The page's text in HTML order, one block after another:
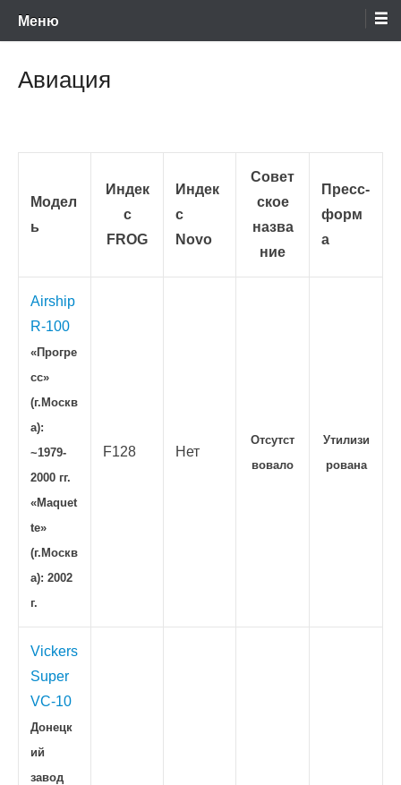
Перейти
Ретро-Модели.Ру
Энциклопедия отечественных и зарубежных сборных моделей
времен СССР и постсоветского периода. Проект участников сайтов
Меню
Авиация
Модел
ь
Индек
с
FROG
Индек
с
Novo
Совет
ское
назва
ние
Пресс-
форм
а
Airship
R-100
«Прогре
сс»
(г.Москв
а):
~1979-
2000 гг.
«Maquet
te»
(г.Москв
а): 2002
г.
F128 Нет
Отсутст
вовало
Утилизи
рована
Vickers
Super
VC-10
Донецк
ий
завод